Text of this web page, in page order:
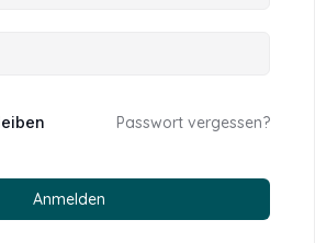
Passwort vergessen?
Anmelden